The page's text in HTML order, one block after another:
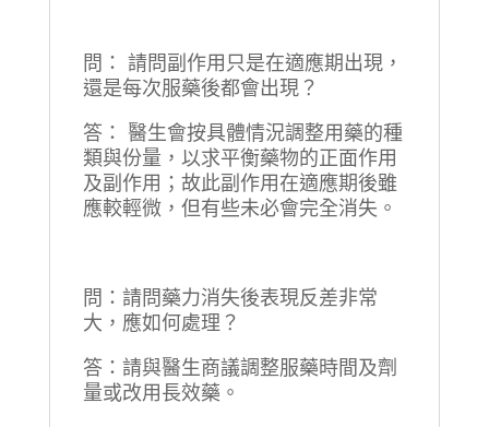
問： 請問副作用只是在適應期出現，
還是每次服藥後都會出現？
答： 醫生會按具體情況調整用藥的種
類與份量，以求平衡藥物的正面作用
及副作用；故此副作用在適應期後雖
應較輕微，但有些未必會完全消失。
問：請問藥力消失後表現反差非常
大，應如何處理？
答：請與醫生商議調整服藥時間及劑
量或改用長效藥。